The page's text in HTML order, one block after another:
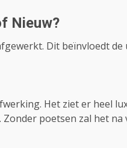
Nieuw?
Dit beïnvloedt
Het ziet er heel
poetsen zal het